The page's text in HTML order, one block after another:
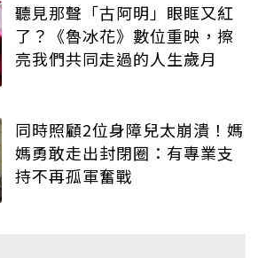
聽見那聲「古阿明」眼眶又紅
了？《魯冰花》數位重映，擦
亮我們共同走過的人生歲月
同時照顧2位身障兒太崩潰！媽
媽勇敢走出封閉圈：有專業支
持不再孤軍奮戰